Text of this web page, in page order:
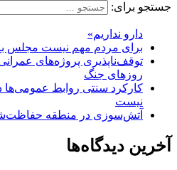
جستجو برای:
دارو نداریم»
برای مردم مهم نیست مجلس
توقف‌ناپذیری پروژه‌های
روزهای جنگ
کارکرد سنتی روابط عمومی‌ها
نیست
آتش‌سوزی در منطقه
آخرین دیدگاه‌ها